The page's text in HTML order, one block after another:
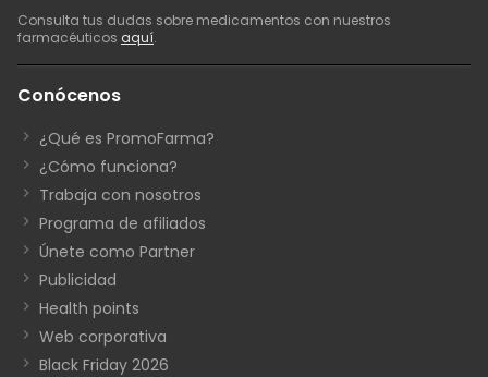
Consulta tus dudas sobre medicamentos con nuestros
farmacéuticos aquí.
Conócenos
¿Qué es PromoFarma?
¿Cómo funciona?
Trabaja con nosotros
Programa de afiliados
Únete como Partner
Publicidad
Health points
Web corporativa
Black Friday 2026